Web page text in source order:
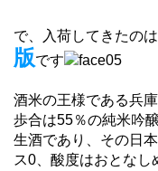
で、入荷してきたの
版です
酒米の王様である兵
歩合は55％の純米吟
生酒であり、その日
ス0、酸度はおとなし